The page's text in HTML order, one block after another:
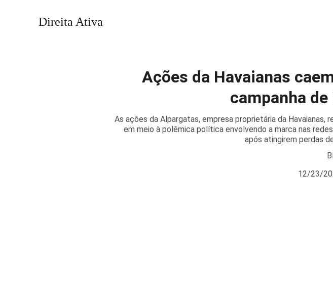
Direita Ativa
Ações da Havaianas
campanha
As ações da Alpargatas, empresa proprietária da
em meio à polêmica política envolvendo a marca nas
após atingirem perdas
12/23/